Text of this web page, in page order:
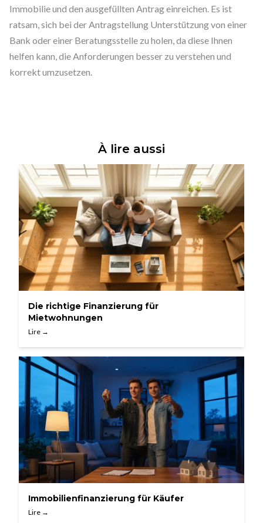
Immobilie und den ausgefüllten Antrag einreichen. Es ist
ratsam, sich bei der Antragstellung Unterstützung von einer
Bank oder einer Beratungsstelle zu holen, da diese Ihnen
helfen kann, die Anforderungen besser zu verstehen und
korrekt umzusetzen.
À lire aussi
Die richtige Finanzierung für
Mietwohnungen
Lire →
Immobilienfinanzierung für Käufer
Lire →